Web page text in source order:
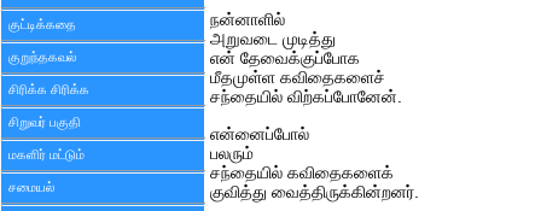
குட்டிக்கதை
குறுந்தகவல்
சிரிக்க சிரிக்க
சிறுவர் பகுதி
மகளிர் மட்டும்
சமையல்
நன்னாளில்
அறுவடை முடித்து
என் தேவைக்குப்போக
மீதமுள்ள கவிதைகளைச்
சந்தையில் விற்கப்போனேன்.
என்னைப்போல்
பலரும்
சந்தையில் கவிதைகளைக்
குவித்து வைத்திருக்கின்றனர்.